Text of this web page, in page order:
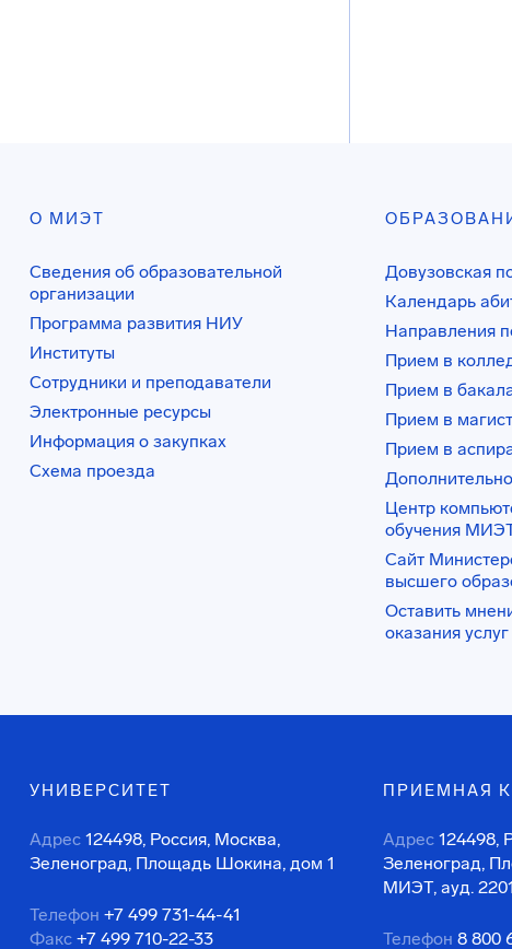
О МИЭТ
Сведения об образовательной
организации
Программа развития НИУ
Институты
Сотрудники и преподаватели
Электронные ресурсы
Информация о закупках
Схема проезда
Довузовская
Календарь
Направления
Прием в
Прием в
Прием в
Прием в
Центр
обучения
Сайт
высшего
Оставить
оказания услуг
УНИВЕРСИТЕТ
Адрес 124498, Россия, Москва,
Зеленоград, Площадь Шокина, дом 1
Телефон +7 499 731-44-41
Факс +7 499 710-22-33
ПРИЕМНАЯ
Адрес 124498,
Зеленоград,
МИЭТ, ауд. 2201
Телефон 8 800